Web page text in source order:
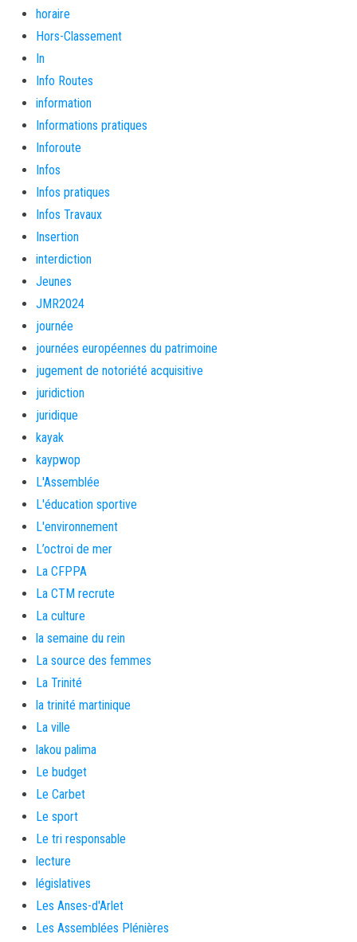
horaire
Hors-Classement
In
Info Routes
information
Informations pratiques
Inforoute
Infos
Infos pratiques
Infos Travaux
Insertion
interdiction
Jeunes
JMR2024
journée
journées européennes du patrimoine
jugement de notoriété acquisitive
juridiction
juridique
kayak
kaypwop
L'Assemblée
L'éducation sportive
L'environnement
L’octroi de mer
La CFPPA
La CTM recrute
La culture
la semaine du rein
La source des femmes
La Trinité
la trinité martinique
La ville
lakou palima
Le budget
Le Carbet
Le sport
Le tri responsable
lecture
législatives
Les Anses-d'Arlet
Les Assemblées Plénières